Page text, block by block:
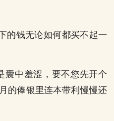
的钱无论如何都买不起一
囊中羞涩，要不您先开个
的俸银里连本带利慢慢还